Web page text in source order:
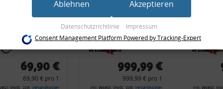
Blinker-
orange,
LED,
LED
CF
69,90 €
69,90 € pro 1
MwSt., zzgl. Versandkosten
Rückleuchtenband
mit Blinker, rot,
US-Ecken, Audi
80 Cabrio, Typ
89, OE-Nr.:
8G0945225 +
8G0945225C
999,99 €
999,99 € pro 1
inkl. gesetzl. MwSt., zzgl. Versandkosten
mit
Cabrio,
OE-Nr.:
inkl. gesetzl.
Dienste gesammelt haben (bspw. Nutzungsdaten anderer Geräte). Ihre
Einwilligung zur Nutzung von Cookies und Pixeln können Sie jederzeit
dort die entsprechenden Anpassungen vornehmen.
Zwecke der Datenverarbeitung durch unsere Partner:
Speichern von oder Zugriff auf Informationen auf einem Endgerät
Verwendung reduzierter Daten zur Auswahl von Werbeanzeigen
Erstellung von Profilen für personalisierte Werbung
Verwendung von Profilen zur Auswahl personalisierter Werbung
Datenschutzrichtlinie Impressum
Ablehnen Akzeptieren
Consent Management Platform Powered by Tracking-Expert